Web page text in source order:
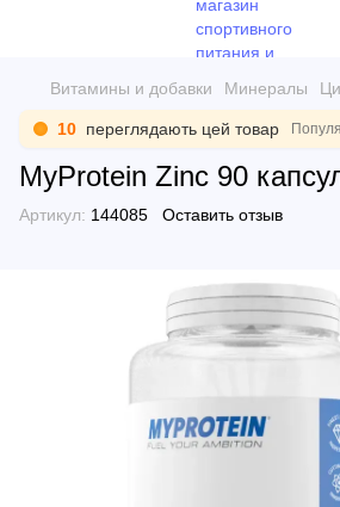
Витамины и добавки Минералы
10 переглядають цей товар
MyProtein Zinc 90
Артикул: 144085 Оставить отзыв